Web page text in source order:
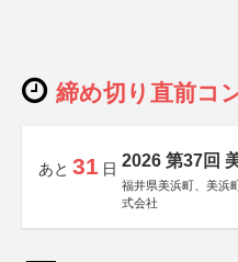
締め切り直前コ
あと 31 日 2026 第37回
福井県美浜町、美浜
式会社